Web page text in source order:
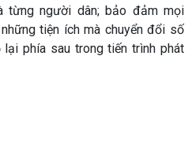
từng người dân; bảo đảm mọi
tiện ích mà chuyển đổi số
phía sau trong tiến trình phát